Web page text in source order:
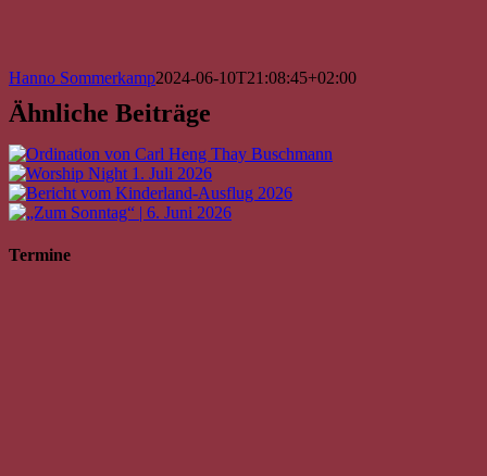
Hanno Sommerkamp2024-06-10T21:08:45+02:00
Ähnliche Beiträge
Termine